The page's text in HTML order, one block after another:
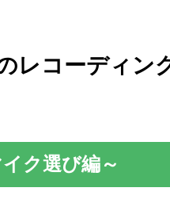
レコーディン
ク選び編～